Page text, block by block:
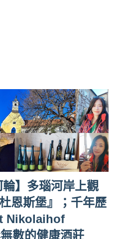
】多瑙河岸上觀
恩斯堡』；千年歷
Nikolaihof
數的健康酒莊